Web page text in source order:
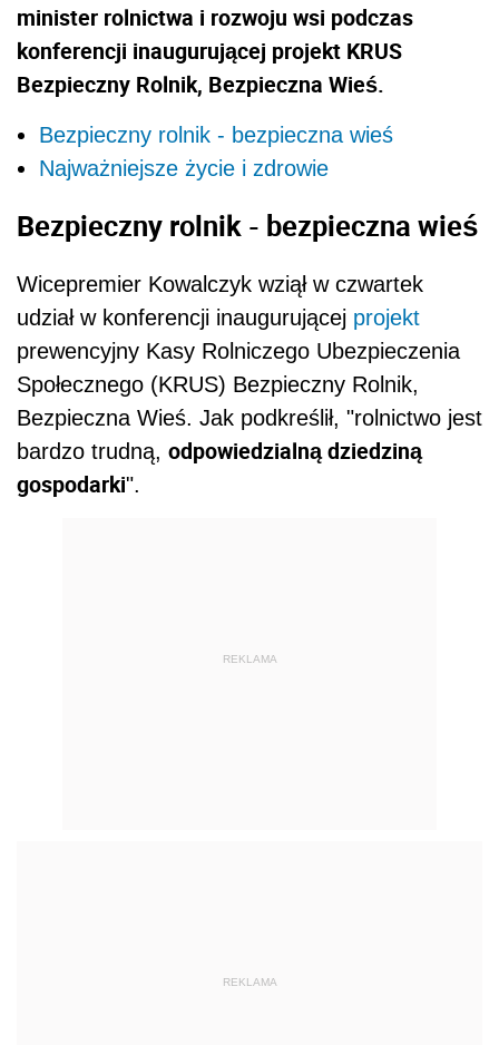
minister rolnictwa i rozwoju wsi podczas
konferencji inaugurującej projekt KRUS
Bezpieczny Rolnik, Bezpieczna Wieś.
Bezpieczny rolnik - bezpieczna wieś
Najważniejsze życie i zdrowie
Bezpieczny rolnik - bezpieczna wieś
Wicepremier Kowalczyk wziął w czwartek
udział w konferencji inaugurującej projekt
prewencyjny Kasy Rolniczego Ubezpieczenia
Społecznego (KRUS) Bezpieczny Rolnik,
Bezpieczna Wieś. Jak podkreślił, "rolnictwo jest
bardzo trudną, odpowiedzialną dziedziną
gospodarki".
REKLAMA
REKLAMA